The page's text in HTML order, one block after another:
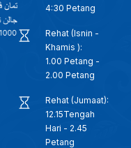
4:30 Petang
Rehat (Isnin -
Khamis ):
1.00 Petang -
2.00 Petang
Rehat (Jumaat):
12.15Tengah
Hari - 2.45
Petang